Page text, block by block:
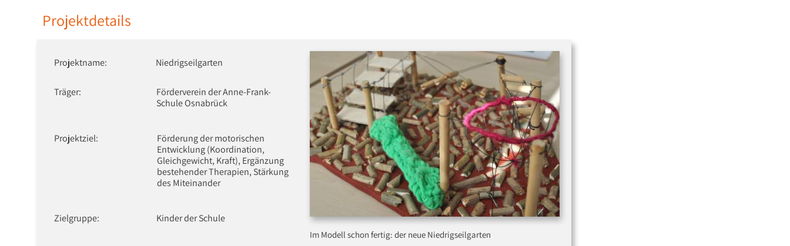
Projektdetails
Projektname: Niedrigseilgarten
Träger:
Förderverein der Anne-Frank-
Schule Osnabrück
Projektziel:
Förderung der motorischen
Entwicklung (Koordination,
Gleichgewicht, Kraft), Ergänzung
bestehender Therapien, Stärkung
des Miteinander
Zielgruppe: Kinder der Schule
Im Modell schon fertig: der neue Niedrigseilgarten